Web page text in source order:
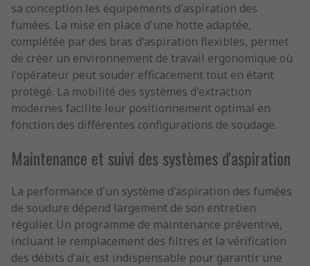
sa conception les équipements d'aspiration des
fumées. La mise en place d'une hotte adaptée,
complétée par des bras d'aspiration flexibles, permet
de créer un environnement de travail ergonomique où
l'opérateur peut souder efficacement tout en étant
protégé. La mobilité des systèmes d'extraction
modernes facilite leur positionnement optimal en
fonction des différentes configurations de soudage.
Maintenance et suivi des systèmes d'aspiration
La performance d'un système d'aspiration des fumées
de soudure dépend largement de son entretien
régulier. Un programme de maintenance préventive,
incluant le remplacement des filtres et la vérification
des débits d'air, est indispensable pour garantir une